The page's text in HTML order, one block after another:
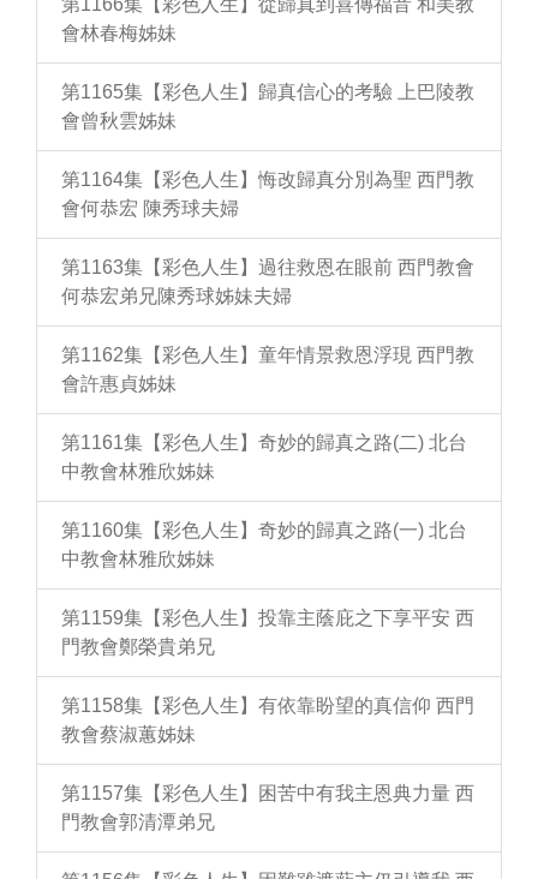
第1166集【彩色人生】從歸真到喜傳福音 和美教
會林春梅姊妹
第1165集【彩色人生】歸真信心的考驗 上巴陵教
會曾秋雲姊妹
第1164集【彩色人生】悔改歸真分別為聖 西門教
會何恭宏 陳秀球夫婦
第1163集【彩色人生】過往救恩在眼前 西門教會
何恭宏弟兄陳秀球姊妹夫婦
第1162集【彩色人生】童年情景救恩浮現 西門教
會許惠貞姊妹
第1161集【彩色人生】奇妙的歸真之路(二) 北台
中教會林雅欣姊妹
第1160集【彩色人生】奇妙的歸真之路(一) 北台
中教會林雅欣姊妹
第1159集【彩色人生】投靠主蔭庇之下享平安 西
門教會鄭榮貴弟兄
第1158集【彩色人生】有依靠盼望的真信仰 西門
教會蔡淑蕙姊妹
第1157集【彩色人生】困苦中有我主恩典力量 西
門教會郭清潭弟兄